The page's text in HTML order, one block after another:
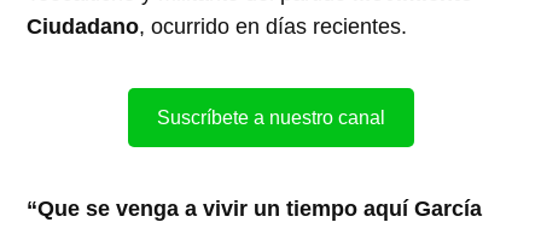
Ciudadano, ocurrido en días recientes.
Suscríbete a nuestro canal
“Que se venga a vivir un tiempo aquí García